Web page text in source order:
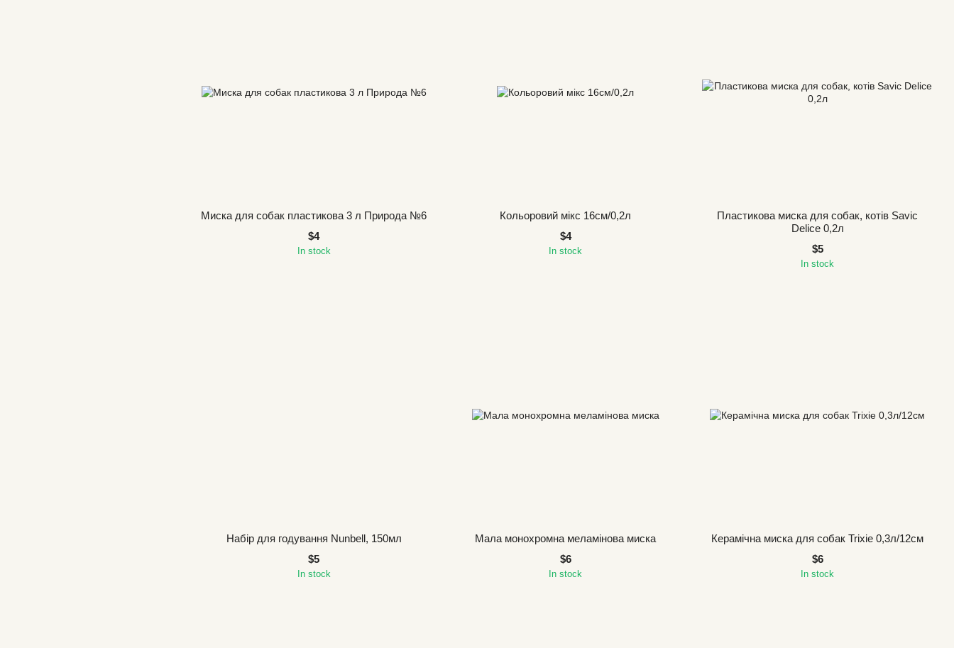
Миска для собак пластикова 3 л Природа №6
$4
In stock
Кольоровий мікс 16см/0,2л
$4
In stock
Пластикова миска для собак, котів Savic
Delice 0,2л
$5
In stock
Набір для годування Nunbell, 150мл
$5
In stock
Мала монохромна меламінова миска
$6
In stock
Керамічна миска для собак Trixie 0,3л/12см
$6
In stock